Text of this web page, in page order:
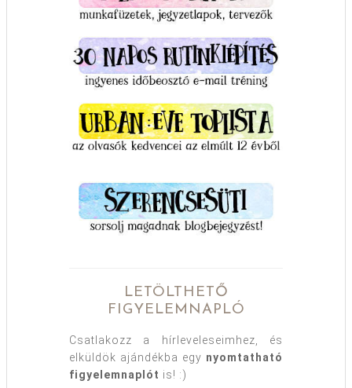
LETÖLTHETŐ
FIGYELEMNAPLÓ
Csatlakozz a hírleveleseimhez, és
elküldök ajándékba egy nyomtatható
figyelemnaplót is! :)